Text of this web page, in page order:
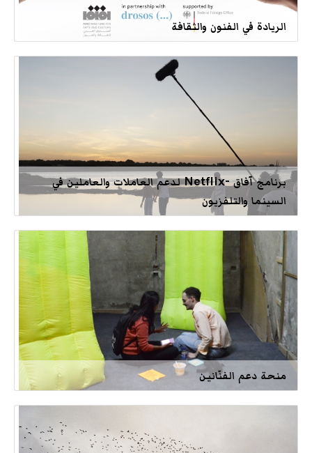
الريادة في الفنون والثقافة
برنامج آفاق -Netflix لدعم العاملات والعاملين في
السينما والتلفزيون
منحة دعم الفنّانين